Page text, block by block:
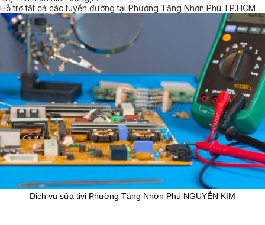
Hỗ trợ tất cả các tuyến đường tại Phường Tăng Nhơn Phú TP.HCM
Dịch vụ sửa tivi Phường Tăng Nhơn Phú NGUYỄN KIM